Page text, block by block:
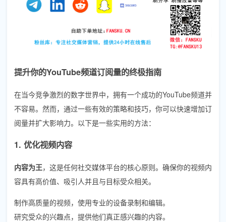
提升你的YouTube频道订阅量的终极指南
在当今竞争激烈的数字世界中，拥有一个成功的YouTube频道并
不容易。然而，通过一些有效的策略和技巧，你可以快速增加订
阅量并扩大影响力。以下是一些实用的方法：
1. 优化视频内容
内容为王，这是任何社交媒体平台的核心原则。确保你的视频内
容具有高价值、吸引人并且与目标受众相关。
制作高质量的视频，使用专业的设备录制和编辑。
研究受众的兴趣点，提供他们真正感兴趣的内容。